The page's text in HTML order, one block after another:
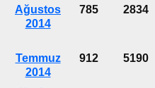
Ağustos
2014
785 2834
Temmuz
2014
912 5190